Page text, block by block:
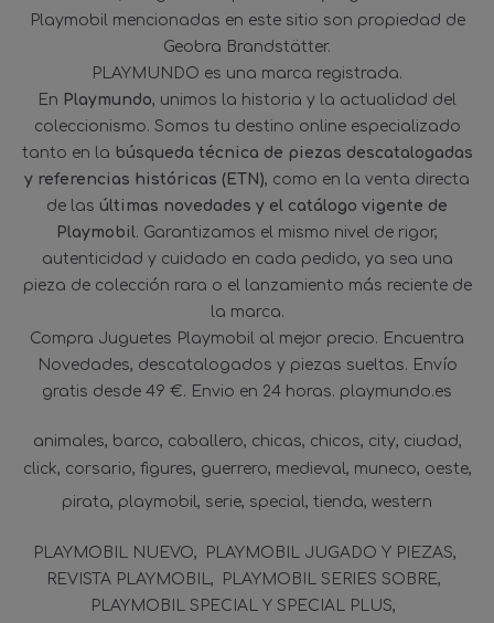
Playmobil mencionadas en este sitio son propiedad de
Geobra Brandstätter.
PLAYMUNDO es una marca registrada.
En Playmundo, unimos la historia y la actualidad del
coleccionismo. Somos tu destino online especializado
tanto en la búsqueda técnica de piezas descatalogadas
y referencias históricas (ETN), como en la venta directa
de las últimas novedades y el catálogo vigente de
Playmobil. Garantizamos el mismo nivel de rigor,
autenticidad y cuidado en cada pedido, ya sea una
pieza de colección rara o el lanzamiento más reciente de
la marca.
Compra Juguetes Playmobil al mejor precio. Encuentra
Novedades, descatalogados y piezas sueltas. Envío
gratis desde 49 €. Envio en 24 horas. playmundo.es
animales barco caballero chicas chicos city ciudad
click corsario figures guerrero medieval muneco oeste
pirata playmobil serie special tienda western
PLAYMOBIL NUEVO
PLAYMOBIL JUGADO Y PIEZAS
REVISTA PLAYMOBIL
PLAYMOBIL SERIES SOBRE
PLAYMOBIL SPECIAL Y SPECIAL PLUS